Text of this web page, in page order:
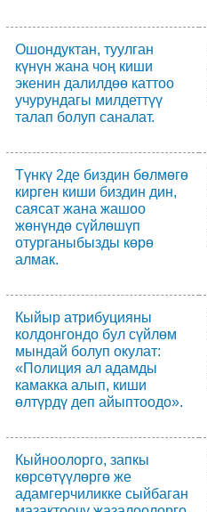
Ошондуктан, туулган
күнүн жана чоң киши
экенин далилдөө каттоо
учурундагы милдеттүү
талап болуп саналат.
Түнкү 2де биздин бөлмөгө
кирген киши биздин дин,
саясат жана жашоо
жөнүндө сүйлөшүп
отурганыбызды көрө
алмак.
Кыйыр атрибуцияны
колдонгондо бул сүйлөм
мындай болуп окулат:
«Полиция ал адамды
камакка алып, киши
өлтүрдү деп айыптоодо».
Кыйноолорго, запкы
көрсөтүүлөргө же
адамгерчиликке сыйбаган